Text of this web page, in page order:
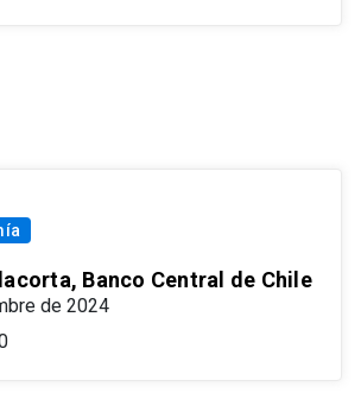
Banco Central de Chile
de 2024